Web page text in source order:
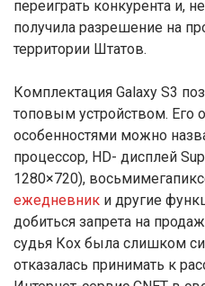
переиграть конкурента и,
получила разрешение на
территории Штатов.
Комплектация Galaxy S3
топовым устройством. Его
особенностями можно
процессор, HD- дисплей
1280×720),
ежедневник и другие
добиться запрета на
судья Кох была слишком
отказалась принимать к